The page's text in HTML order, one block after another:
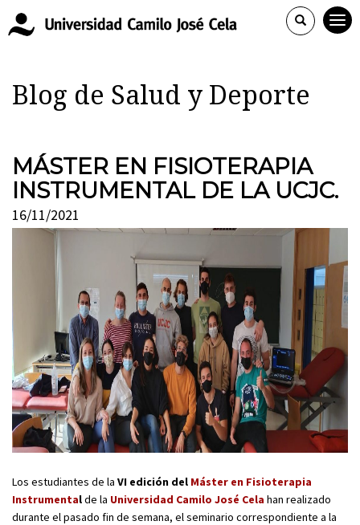
Blog de Salud y Deporte
MÁSTER EN FISIOTERAPIA
INSTRUMENTAL DE LA UCJC.
16/11/2021
Los estudiantes de la VI edición del Máster en Fisioterapia
Instrumentalde la Universidad Camilo José Cela han realizado
durante el pasado fin de semana, el seminario correspondiente a la